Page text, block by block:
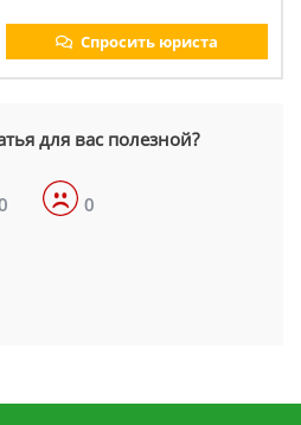
Спросить юриста
для вас полезной?
0